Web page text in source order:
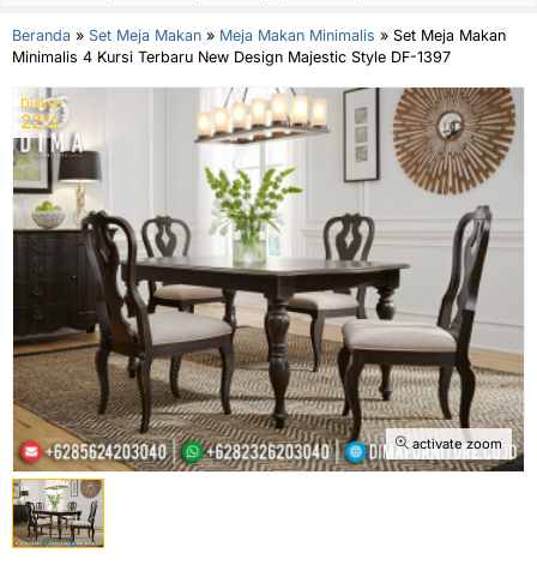
Beranda » Set Meja Makan » Meja Makan Minimalis » Set Meja Makan
Minimalis 4 Kursi Terbaru New Design Majestic Style DF-1397
activate zoom
Diskon
22%